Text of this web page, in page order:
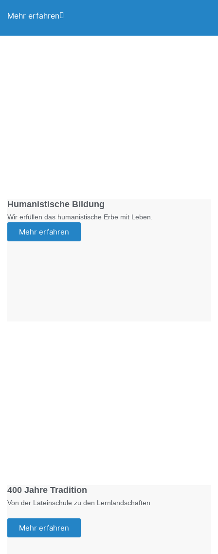
Mehr erfahren
Humanistische Bildung
Wir erfüllen das humanistische Erbe mit Leben.
Mehr erfahren
400 Jahre Tradition
Von der Lateinschule zu den Lernlandschaften
Mehr erfahren